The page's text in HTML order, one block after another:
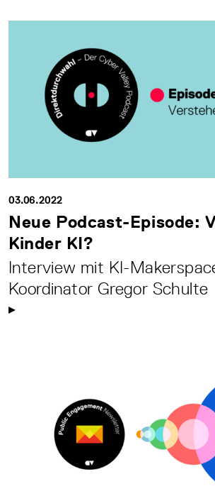
03.06.2022
Neue Podcast-Episode:
Kinder KI?
Interview mit KI-
Koordinator Gregor Schulte